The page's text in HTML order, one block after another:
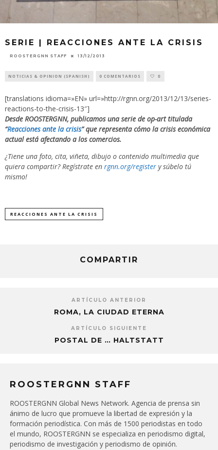
SERIE | REACCIONES ANTE LA CRISIS
ROOSTERGNN STAFF 13/12/2013
NOTICIAS & OPINION (SPANISH) 0 COMENTARIOS 0
[translations idioma=»EN» url=»http://rgnn.org/2013/12/13/series-
reactions-to-the-crisis-13″]
Desde ROOSTERGNN, publicamos una serie de op-art titulada
“Reacciones ante la crisis” que representa cómo la crisis económica
actual está afectando a los comercios.
¿Tiene una foto, cita, viñeta, dibujo o contenido multimedia que
quiera compartir? Regístrate en rgnn.org/register y súbelo tú
mismo!
REACCIONES ANTE LA CRISIS
COMPARTIR
ARTÍCULO ANTERIOR
ROMA, LA CIUDAD ETERNA
ARTÍCULO SIGUIENTE
POSTAL DE … HALTSTATT
ROOSTERGNN STAFF
ROOSTERGNN Global News Network. Agencia de prensa sin
ánimo de lucro que promueve la libertad de expresión y la
formación periodística. Con más de 1500 periodistas en todo
el mundo, ROOSTERGNN se especializa en periodismo digital,
periodismo de investigación y periodismo de opinión.